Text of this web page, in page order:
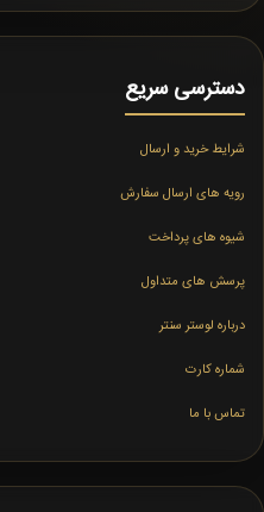
دسترسی سریع
شرایط خرید و ارسال
رویه های ارسال سفارش
شیوه های پرداخت
پرسش های متداول
درباره لوستر سنتر
شماره کارت
تماس با ما